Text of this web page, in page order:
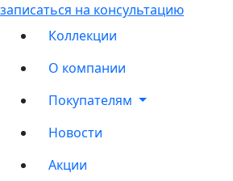
записаться на консультацию
Коллекции
О компании
Покупателям
Новости
Акции